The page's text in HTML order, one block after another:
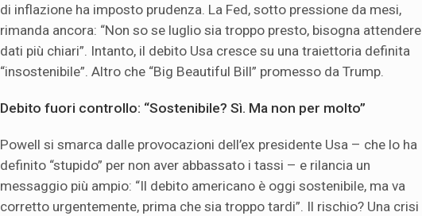
di inflazione ha imposto prudenza. La Fed, sotto pressione da mesi,
rimanda ancora: “Non so se luglio sia troppo presto, bisogna attendere
dati più chiari”. Intanto, il debito Usa cresce su una traiettoria definita
“insostenibile”. Altro che “Big Beautiful Bill” promesso da Trump.
Debito fuori controllo: “Sostenibile? Sì. Ma non per molto”
Powell si smarca dalle provocazioni dell’ex presidente Usa – che lo ha
definito “stupido” per non aver abbassato i tassi – e rilancia un
messaggio più ampio: “Il debito americano è oggi sostenibile, ma va
corretto urgentemente, prima che sia troppo tardi”. Il rischio? Una crisi